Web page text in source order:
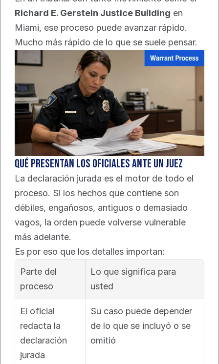
Richard E. Gerstein Justice Building en
Miami, ese proceso puede avanzar rápido.
Mucho más rápido de lo que se suele pensar.
Qué presentan los oficiales ante un juez
La declaración jurada es el motor de todo el
proceso. Si los hechos que contiene son
débiles, engañosos, antiguos o demasiado
vagos, la orden puede volverse vulnerable
más adelante.
Es por eso que los detalles importan:
Parte del
proceso
Lo que significa para
usted
El oficial
redacta la
declaración
jurada
Su caso puede depender
de lo que se incluyó o se
omitió